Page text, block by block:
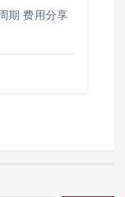
期 费用分享